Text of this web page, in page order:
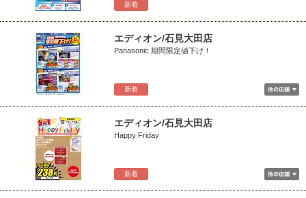
新着
新着
エディオン/石見大田店
Panasonic 期間限定値下げ！
新着
エディオン/石見大田店
Happy Friday